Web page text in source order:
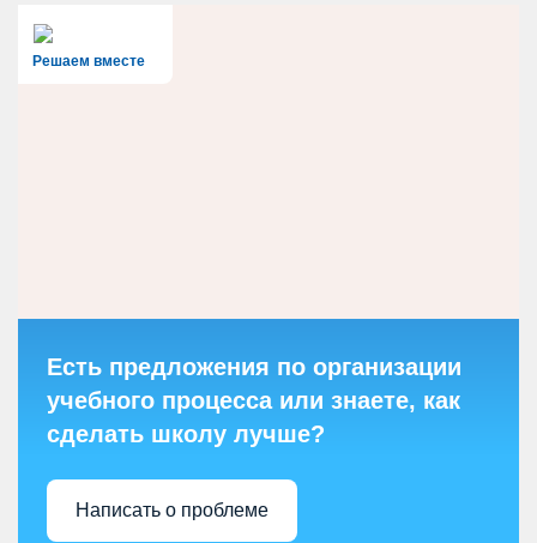
Решаем вместе
Есть предложения по организации
учебного процесса или знаете, как
сделать школу лучше?
Написать о проблеме